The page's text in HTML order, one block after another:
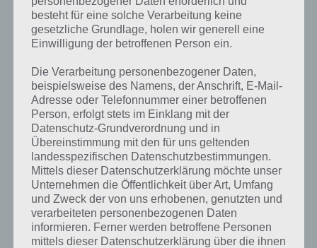
Kurze Begriffserklärung zur Lösung Plan
besteht für eine solche Verarbeitung keine
gesetzliche Grundlage, holen wir generell eine
Einwilligung der betroffenen Person ein.
Die Verarbeitung personenbezogener Daten,
beispielsweise des Namens, der Anschrift, E-Mail-
Adresse oder Telefonnummer einer betroffenen
Person, erfolgt stets im Einklang mit der
Datenschutz-Grundverordnung und in
Übereinstimmung mit den für uns geltenden
landesspezifischen Datenschutzbestimmungen.
Mittels dieser Datenschutzerklärung möchte unser
Unternehmen die Öffentlichkeit über Art, Umfang
und Zweck der von uns erhobenen, genutzten und
verarbeiteten personenbezogenen Daten
informieren. Ferner werden betroffene Personen
mittels dieser Datenschutzerklärung über die ihnen